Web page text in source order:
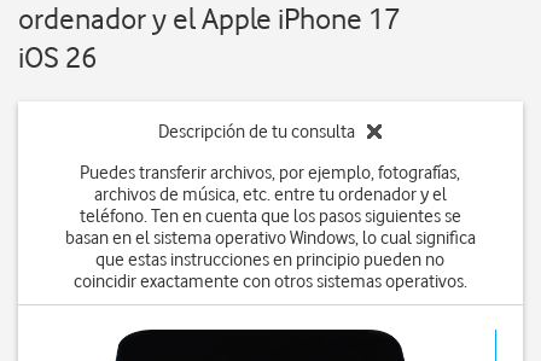
ordenador y el Apple iPhone 17
iOS 26
Descripción de tu consulta
Puedes transferir archivos, por ejemplo, fotografías,
archivos de música, etc. entre tu ordenador y el
teléfono. Ten en cuenta que los pasos siguientes se
basan en el sistema operativo Windows, lo cual significa
que estas instrucciones en principio pueden no
coincidir exactamente con otros sistemas operativos.